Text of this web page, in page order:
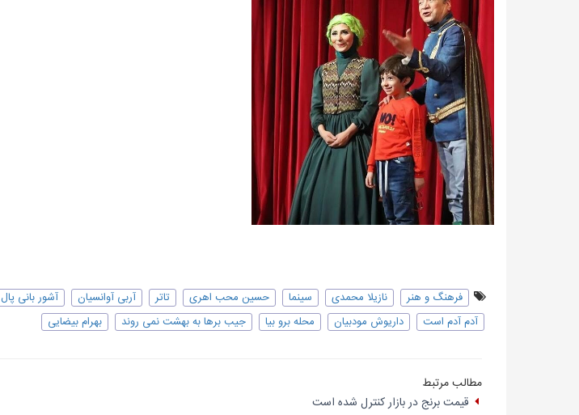
فرهنگ و هنر نازیلا محمدی سینما حسین محب اهری تاتر آربی آوانسیان آشور بانی پال
آدم آدم است
داریوش مودبیان محله برو بیا جیب برها به بهشت نمی روند بهرام بیضایی
مطالب مرتبط
قیمت برنج در بازار کنترل شده است